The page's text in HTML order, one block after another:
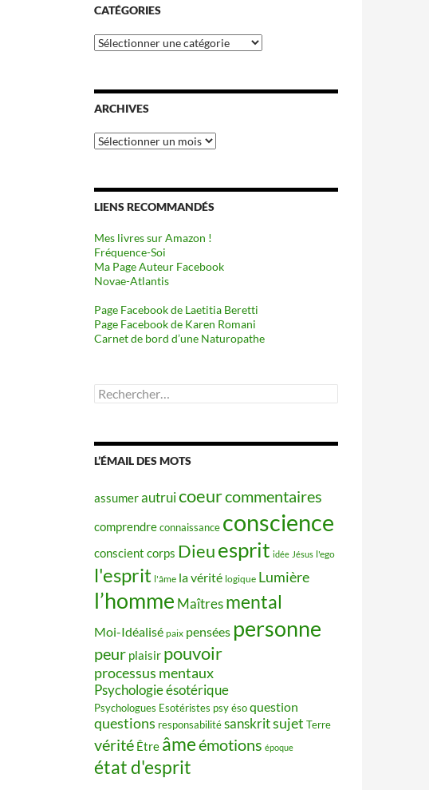
CATÉGORIES
Catégories
ARCHIVES
Archives
LIENS RECOMMANDÉS
Mes livres sur Amazon !
Fréquence-Soi
Ma Page Auteur Facebook
Novae-Atlantis
Page Facebook de Laetitia Beretti
Page Facebook de Karen Romani
Carnet de bord d’une Naturopathe
Rechercher :
L’ÉMAIL DES MOTS
assumerautruicoeurcommentaires
comprendreconnaissance conscience
conscient corps Dieuesprit idée Jésus l'ego
l'esprit l'âme la vérité logique Lumière
l’homme Maîtres mental
Moi-Idéalisé paix pensées personne
peur plaisir pouvoir
processus mentaux
Psychologie ésotérique
Psychologues Esotéristes psy ésoquestion
questions responsabilitésanskritsujet Terre
vérité Être âmeémotions époque
état d'esprit